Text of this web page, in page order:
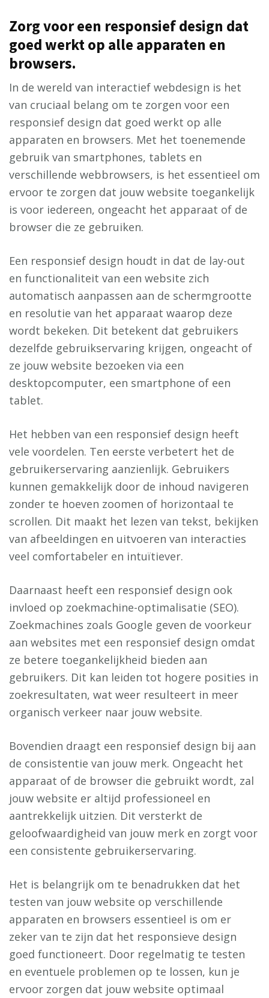
Zorg voor een responsief design dat
goed werkt op alle apparaten en
browsers.
In de wereld van interactief webdesign is het
van cruciaal belang om te zorgen voor een
responsief design dat goed werkt op alle
apparaten en browsers. Met het toenemende
gebruik van smartphones, tablets en
verschillende webbrowsers, is het essentieel om
ervoor te zorgen dat jouw website toegankelijk
is voor iedereen, ongeacht het apparaat of de
browser die ze gebruiken.
Een responsief design houdt in dat de lay-out
en functionaliteit van een website zich
automatisch aanpassen aan de schermgrootte
en resolutie van het apparaat waarop deze
wordt bekeken. Dit betekent dat gebruikers
dezelfde gebruikservaring krijgen, ongeacht of
ze jouw website bezoeken via een
desktopcomputer, een smartphone of een
tablet.
Het hebben van een responsief design heeft
vele voordelen. Ten eerste verbetert het de
gebruikerservaring aanzienlijk. Gebruikers
kunnen gemakkelijk door de inhoud navigeren
zonder te hoeven zoomen of horizontaal te
scrollen. Dit maakt het lezen van tekst, bekijken
van afbeeldingen en uitvoeren van interacties
veel comfortabeler en intuïtiever.
Daarnaast heeft een responsief design ook
invloed op zoekmachine-optimalisatie (SEO).
Zoekmachines zoals Google geven de voorkeur
aan websites met een responsief design omdat
ze betere toegankelijkheid bieden aan
gebruikers. Dit kan leiden tot hogere posities in
zoekresultaten, wat weer resulteert in meer
organisch verkeer naar jouw website.
Bovendien draagt een responsief design bij aan
de consistentie van jouw merk. Ongeacht het
apparaat of de browser die gebruikt wordt, zal
jouw website er altijd professioneel en
aantrekkelijk uitzien. Dit versterkt de
geloofwaardigheid van jouw merk en zorgt voor
een consistente gebruikerservaring.
Het is belangrijk om te benadrukken dat het
testen van jouw website op verschillende
apparaten en browsers essentieel is om er
zeker van te zijn dat het responsieve design
goed functioneert. Door regelmatig te testen
en eventuele problemen op te lossen, kun je
ervoor zorgen dat jouw website optimaal